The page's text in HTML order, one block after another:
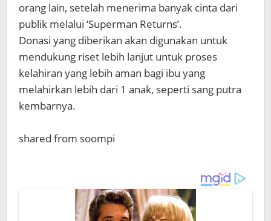
orang lain, setelah menerima banyak cinta dari
publik melalui ‘Superman Returns’.
Donasi yang diberikan akan digunakan untuk
mendukung riset lebih lanjut untuk proses
kelahiran yang lebih aman bagi ibu yang
melahirkan lebih dari 1 anak, seperti sang putra
kembarnya.
shared from soompi